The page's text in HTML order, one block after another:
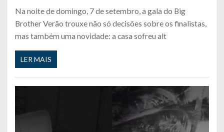
Na noite de domingo, 7 de setembro, a gala do Big
Brother Verão trouxe não só decisões sobre os finalistas,
mas também uma novidade: a casa sofreu alt
LER MAIS